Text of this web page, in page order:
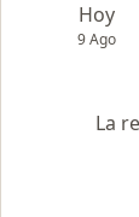
Hoy
9 Ago
La